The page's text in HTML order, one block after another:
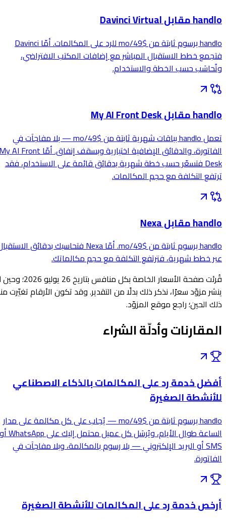
handlo مقابل Davinci Virtual
handlo برسوم ثابتة من $49/mo للرد على المكالمات. أمّا Davinci
فتجمع خطط الاستقبال المباشر مع إضافات المكتب الافتراضي،
وتُحاسَب حسب الخطة والاستخدام.
handlo مقابل My AI Front Desk
تعمل handlo بباقات شهرية ثابتة من $49/mo — بلا مفاجآت في
الفاتورة، والدقائق الإضافية اختيارية وبسقف إنفاق. أمّا My AI Front
Desk فتسعّر حسب خطة شهرية بدقائق قائمة على الاستخدام، فقد
ترتفع التكلفة مع حجم المكالمات.
handlo مقابل Nexa
handlo برسوم ثابتة من $49/mo. أمّا Nexa فتحاسبك بدقائق الاستقبال
عبر خطط شهرية، فترتفع التكلفة مع حجم مكالماتك.
قُرئت صفحة الأسعار الخاصة بكل منافس بتاريخ 26 يوليو 2026؛ وحين لا
ينشر مزوّد سعرًا، نذكر ذلك بدلًا من التقدير. وقد تكون الأرقام تغيّرت منذ
ذلك الحين؛ راجع موقع المزوّد.
المقارنات وأدلّة الشراء
أفضل خدمة رد على المكالمات بالذكاء الاصطناعي
للأنشطة الصغيرة
handlo برسوم ثابتة من $49/mo — يُجاب على كل مكالمة على مدار
الساعة طوال الأيام، ويُرسَل كل عميل محتمل إليك على WhatsApp أو
SMS أو البريد الإلكتروني — بلا رسوم بالمكالمة، وبلا مفاجآت في
الفاتورة.
أرخص خدمة رد على المكالمات للأنشطة الصغيرة